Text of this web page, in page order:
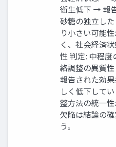
衛生低下 → 報
砂糖の独立し
り小さい可能
く、社会経済
性 判定: 中程
絡調整の異質性
報告された効
しく低下して
整方法の統一
欠陥は結論の
う。